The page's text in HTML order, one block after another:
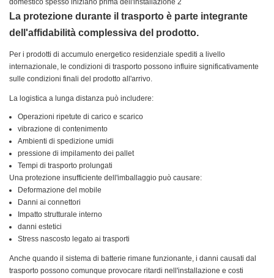
La protezione durante il trasporto è parte integrante
dell'affidabilità complessiva del prodotto.
Per i prodotti di accumulo energetico residenziale spediti a livello
internazionale, le condizioni di trasporto possono influire significativamente
sulle condizioni finali del prodotto all'arrivo.
La logistica a lunga distanza può includere:
Operazioni ripetute di carico e scarico
vibrazione di contenimento
Ambienti di spedizione umidi
pressione di impilamento dei pallet
Tempi di trasporto prolungati
Una protezione insufficiente dell'imballaggio può causare:
Deformazione del mobile
Danni ai connettori
Impatto strutturale interno
danni estetici
Stress nascosto legato ai trasporti
Anche quando il sistema di batterie rimane funzionante, i danni causati dal
trasporto possono comunque provocare ritardi nell'installazione e costi